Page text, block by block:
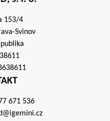
153/4
Svinov
671 536